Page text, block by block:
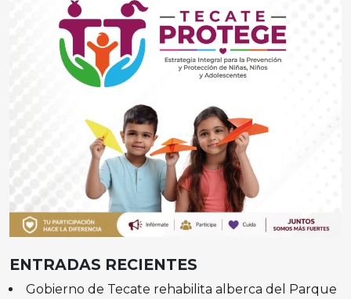
ENTRADAS RECIENTES
Gobierno de Tecate rehabilita alberca del Parque